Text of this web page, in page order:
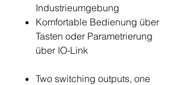
Industrieumgebung
Komfortable Bedienung über
Tasten oder Parametrierung
über IO-Link
Two switching outputs, one